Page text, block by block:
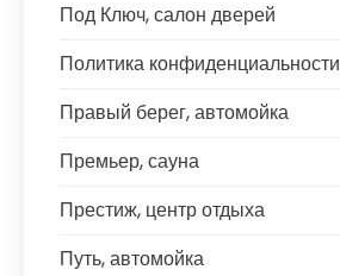
Под Ключ, салон дверей
Политика конфиденциальности
Правый берег, автомойка
Премьер, сауна
Престиж, центр отдыха
Путь, автомойка